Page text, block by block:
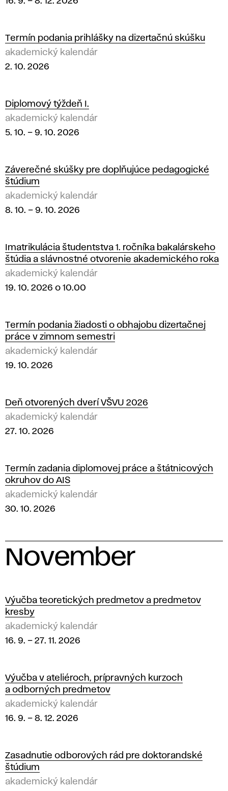
Termín podania prihlášky na dizertačnú skúšku
akademický kalendár
2. 10. 2026
Diplomový týždeň I.
akademický kalendár
5. 10. – 9. 10. 2026
Záverečné skúšky pre doplňujúce pedagogické
štúdium
akademický kalendár
8. 10. – 9. 10. 2026
Imatrikulácia študentstva 1. ročníka bakalárskeho
štúdia a slávnostné otvorenie akademického roka
akademický kalendár
19. 10. 2026 o 10.00
Termín podania žiadosti o obhajobu dizertačnej
práce v zimnom semestri
akademický kalendár
19. 10. 2026
Deň otvorených dverí VŠVU 2026
akademický kalendár
27. 10. 2026
Termín zadania diplomovej práce a štátnicových
okruhov do AIS
akademický kalendár
30. 10. 2026
November
0
2
6
Výučba teoretických predmetov a predmetov
kresby
akademický kalendár
16. 9. – 27. 11. 2026
Výučba v ateliéroch, prípravných kurzoch
a odborných predmetov
akademický kalendár
16. 9. – 8. 12. 2026
Zasadnutie odborových rád pre doktorandské
štúdium
akademický kalendár